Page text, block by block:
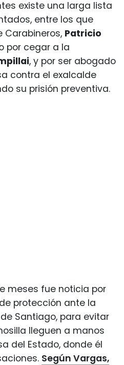
existe una larga lista
entre los que
Carabineros, Patricio
por cegar a la
, y por ser abogado
contra el exalcalde
su prisión preventiva.
meses fue noticia por
protección ante la
Santiago, para evitar
lleguen a manos
del Estado, donde él
Según Vargas,